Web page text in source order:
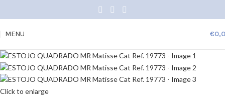
MENU €
Click to enlarge